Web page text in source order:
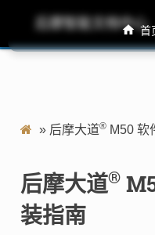
后摩智能文档中心
M50 软
» 后摩大道®M50 软
后摩大道®
装指南
首